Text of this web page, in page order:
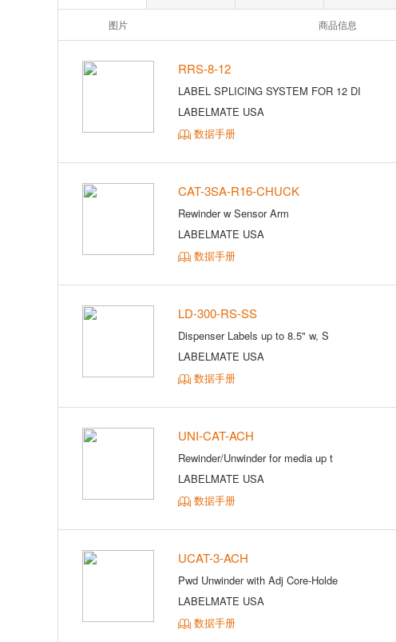
图片 商品信息
RRS-8-12
LABEL SPLICING SYSTEM FOR 12 DI
LABELMATE USA
数据手册
CAT-3SA-R16-CHUCK
Rewinder w Sensor Arm
LABELMATE USA
数据手册
LD-300-RS-SS
Dispenser Labels up to 8.5" w, S
LABELMATE USA
数据手册
UNI-CAT-ACH
Rewinder/Unwinder for media up t
LABELMATE USA
数据手册
UCAT-3-ACH
Pwd Unwinder with Adj Core-Holde
LABELMATE USA
数据手册